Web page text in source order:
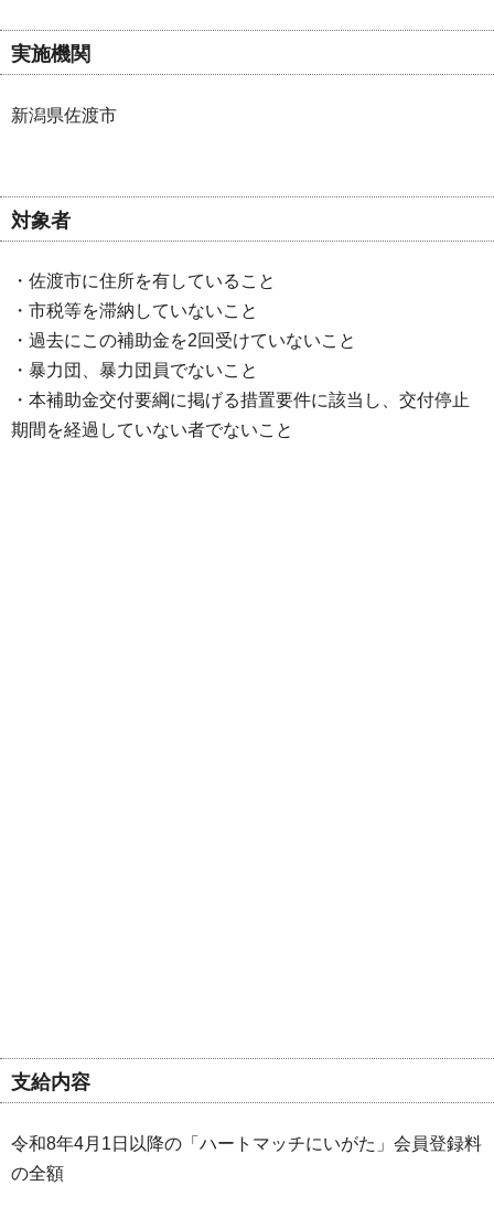
実施機関
新潟県佐渡市
対象者
・佐渡市に住所を有していること
・市税等を滞納していないこと
・過去にこの補助金を2回受けていないこと
・暴力団、暴力団員でないこと
・本補助金交付要綱に掲げる措置要件に該当し、交付停止
期間を経過していない者でないこと
支給内容
令和8年4月1日以降の「ハートマッチにいがた」会員登録料
の全額